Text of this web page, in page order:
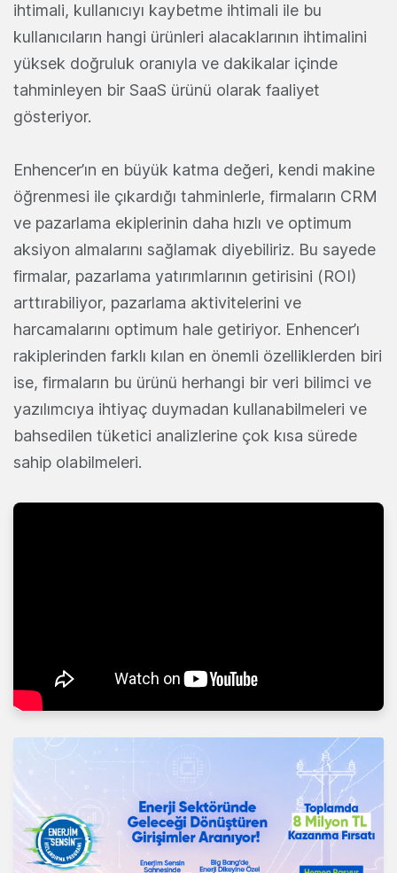
ihtimali, kullanıcıyı kaybetme ihtimali ile bu
kullanıcıların hangi ürünleri alacaklarının ihtimalini
yüksek doğruluk oranıyla ve dakikalar içinde
tahminleyen bir SaaS ürünü olarak faaliyet
gösteriyor.
Enhencer’ın en büyük katma değeri, kendi makine
öğrenmesi ile çıkardığı tahminlerle, firmaların CRM
ve pazarlama ekiplerinin daha hızlı ve optimum
aksiyon almalarını sağlamak diyebiliriz. Bu sayede
firmalar, pazarlama yatırımlarının getirisini (ROI)
arttırabiliyor, pazarlama aktivitelerini ve
harcamalarını optimum hale getiriyor. Enhencer’ı
rakiplerinden farklı kılan en önemli özelliklerden biri
ise, firmaların bu ürünü herhangi bir veri bilimci ve
yazılımcıya ihtiyaç duymadan kullanabilmeleri ve
bahsedilen tüketici analizlerine çok kısa sürede
sahip olabilmeleri.